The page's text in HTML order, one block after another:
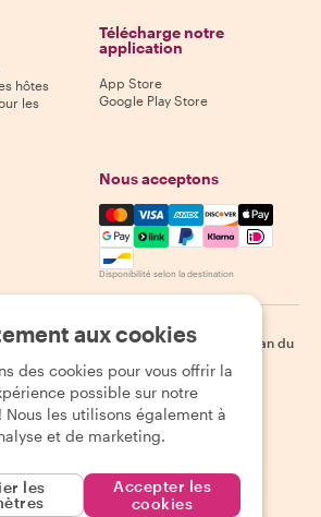
hôtes
les
Télécharge notre
application
App Store
Google Play Store
Nous acceptons
Mastercard, Visa, Amex,
Disponibilité selon la destination
| Politique de confidentialité | Cookies
Plan du
site
aux cookies
des cookies pour vous offrir la
possible sur notre
Nous les utilisons également à
et de marketing.
les
Accepter les
cookies